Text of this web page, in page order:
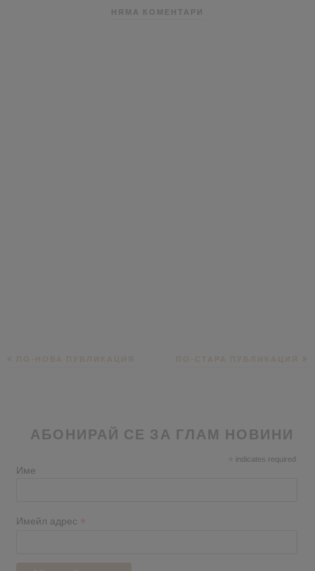
НЯМА КОМЕНТАРИ
АБОНИРАЙ СЕ ЗА ГЛАМ НОВИНИ
* indicates required
Име
Имейл адрес *